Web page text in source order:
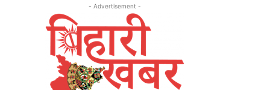
- Advertisement -